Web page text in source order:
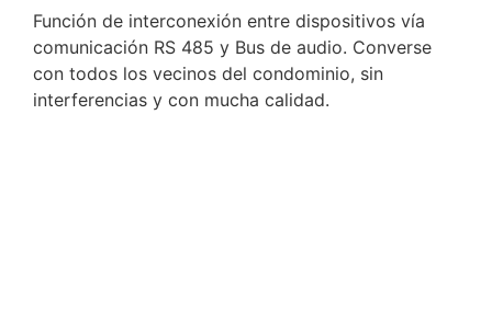
Función de interconexión entre dispositivos vía
comunicación RS 485 y Bus de audio. Converse
con todos los vecinos del condominio, sin
interferencias y con mucha calidad.